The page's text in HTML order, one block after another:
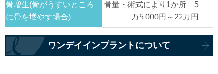
骨増生(骨がうすいところ
に骨を増やす場合)
骨量・術式により1か所 5
万5,000円～22万円
ワンデイインプラントについて